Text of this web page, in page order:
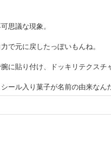
思議な現象。
で元に戻したっぽいもんね。
に貼り付け、ドッキリテクスチ
ール入り菓子が名前の由来なん